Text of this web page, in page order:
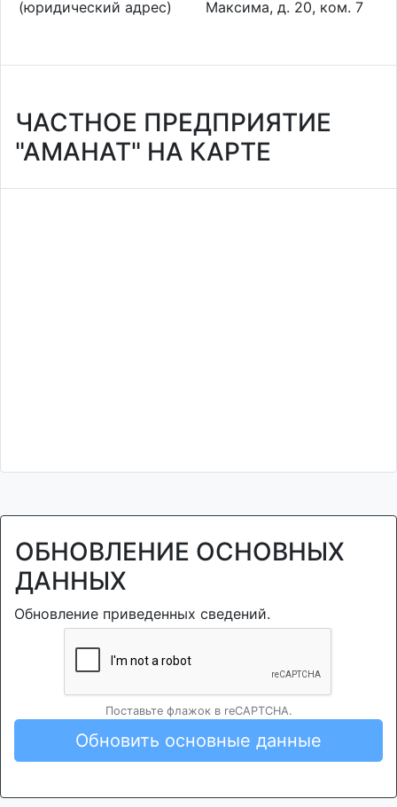
(юридический адрес)
Максима, д. 20, ком. 7
ЧАСТНОЕ ПРЕДПРИЯТИЕ
"АМАНАТ" НА КАРТЕ
ОБНОВЛЕНИЕ ОСНОВНЫХ
ДАННЫХ
Обновление приведенных сведений.
Поставьте флажок в reCAPTCHA.
Обновить основные данные